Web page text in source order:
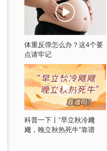
体重反弹怎么办？这4个要
点请牢记
科普一下丨“早立秋冷飕
飕，晚立秋热死牛”靠谱